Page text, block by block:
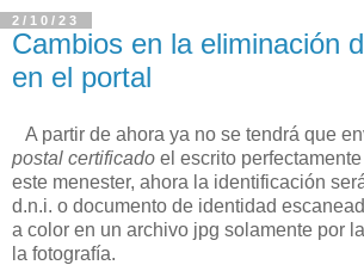
2/10/23
Cambios en la eliminación
en el portal
A partir de ahora ya no se tendrá que
postal certificado el escrito
este menester, ahora la identificación
d.n.i. o documento de identidad
a color en un archivo jpg solamente por
la fotografía.